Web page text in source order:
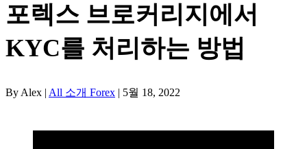
포렉스 브로커리지에서
KYC를 처리하는 방법
By Alex | All 소개 Forex | 5월 18, 2022